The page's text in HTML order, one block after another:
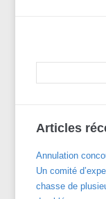
Articles
Annulation
Un comité
chasse de